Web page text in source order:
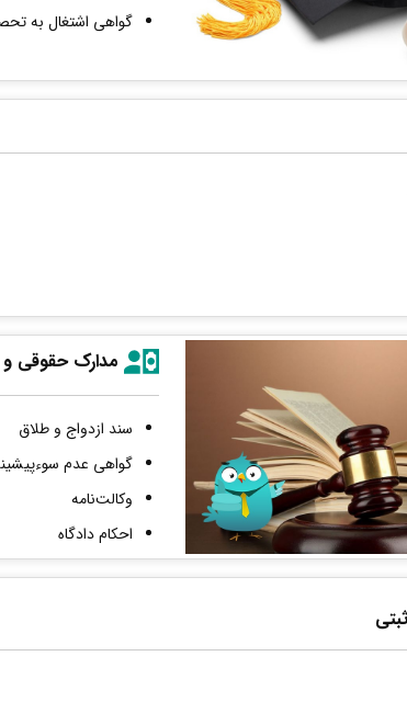
گواهی اشتغال به
مدارک حقوقی
سند ازدواج و طلاق
گواهی عدم
وکالت‌نامه
احکام دادگاه